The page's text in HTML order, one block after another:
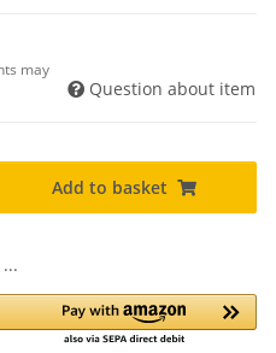
may
Question about item
Add to basket